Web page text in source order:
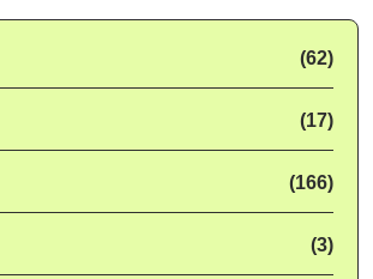
(62)
(17)
(166)
(3)